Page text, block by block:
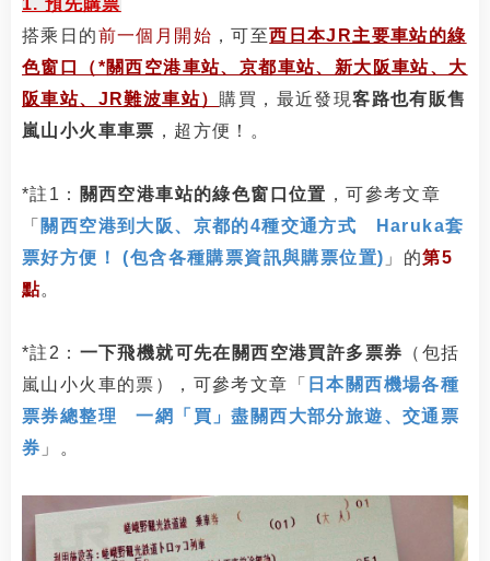
搭乘日的前一個月開始 ，可至西日本JR主要車站的綠
色窗口（*關西空港車站、京都車站、新大阪車站、大
阪車站、JR難波車站） 購買，最近發現客路也有販售
嵐山小火車車票 ，超方便！。
*註1： 關西空港車站的綠色窗口位置 ，可參考文章
「 關西空港到大阪、京都的4種交通方式 Haruka套
票好方便！ (包含各種購票資訊與購票位置) 」的第5
點。
*註2： 一下飛機就可先在關西空港買許多票券 （包括
嵐山小火車的票），可參考文章「
日本關西機場各種
票券總整理 一網「買」盡關西大部分旅遊、交通票
券 」。